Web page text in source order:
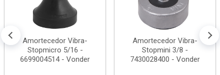
Amortecedor Vibra-
Stopmicro 5/16 -
6699004514 - Vonder
Amortecedor Vibra-
Stopmini 3/8 -
7430028400 - Vonder